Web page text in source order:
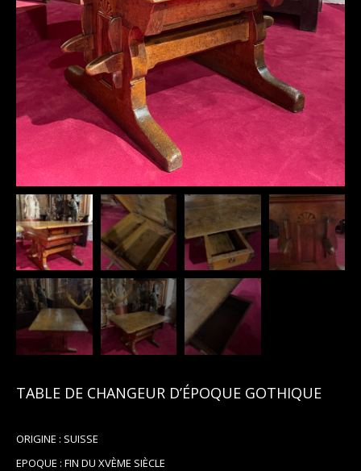
TABLE DE CHANGEUR D’ÉPOQUE GOTHIQUE
ORIGINE : SUISSE
EPOQUE : FIN DU XVÈME SIÈCLE